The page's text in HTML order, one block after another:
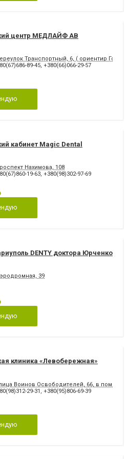
Фторирование зубов и
восстановление эмали
реставрация зубов
Шинирование зубов
центр МЕДЛАЙФ АВ
Транспортный, 6, ( ориентир
89-45, +380(66)066-29-57
кабинет Magic Dental
Нахимова, 108
19-63, +380(98)302-97-69
DENTY доктора Юрченко
39
клиника «Левобережная»
Воинов Освободителей, 66, в
29-31 , +380(95)806-69-39